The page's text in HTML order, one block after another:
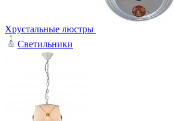
Хрустальные люстры
Светильники